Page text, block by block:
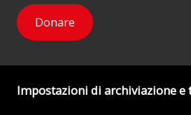
Donare
Newsletter
Impostazioni di archiviazione e